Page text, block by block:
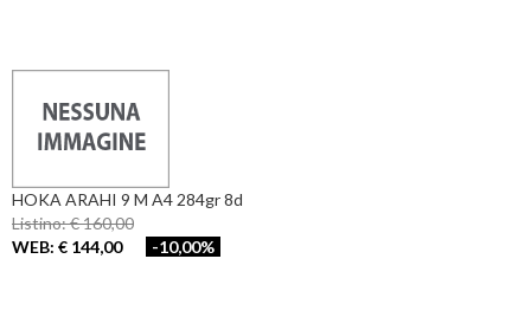
HOKA ARAHI 9 M A4 284gr 8d
Listino: € 160,00
WEB: € 144,00
-10,00%